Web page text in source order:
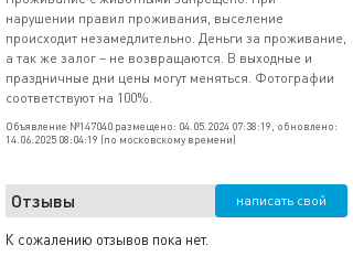
нарушении правил проживания, выселение
происходит незамедлительно. Деньги за проживание,
а так же залог – не возвращаются. В выходные и
праздничные дни цены могут меняться. Фотографии
соответствуют на 100%.
Объявление №147040 размещено: 04.05.2024 07:38:19, обновлено:
14.06.2025 08:04:19 (по московскому времени)
Отзывы написать свой
К сожалению отзывов пока нет.